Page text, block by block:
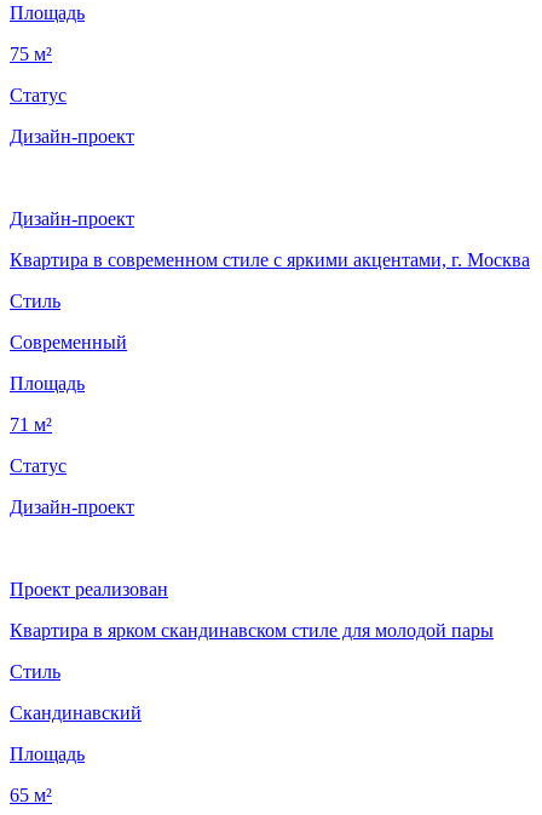
Площадь
75 м²
Статус
Дизайн-проект
Дизайн-проект
Квартира в современном стиле с яркими акцентами, г. Москва
Стиль
Современный
Площадь
71 м²
Статус
Дизайн-проект
Проект реализован
Квартира в ярком скандинавском стиле для молодой пары
Стиль
Скандинавский
Площадь
65 м²